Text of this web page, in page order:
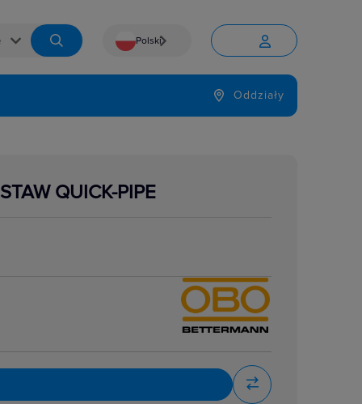
 Polski
Język

Oddziały
QUICK-PIPE